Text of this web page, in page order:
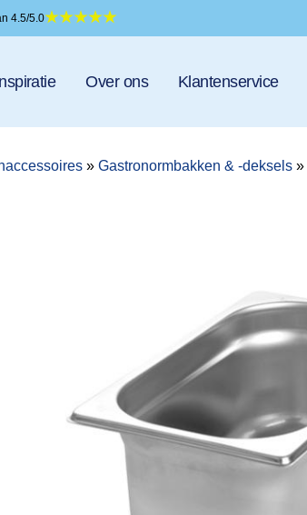
4.5/5.0
Over ons Klantenservice
» Gastronormbakken & -deksels »